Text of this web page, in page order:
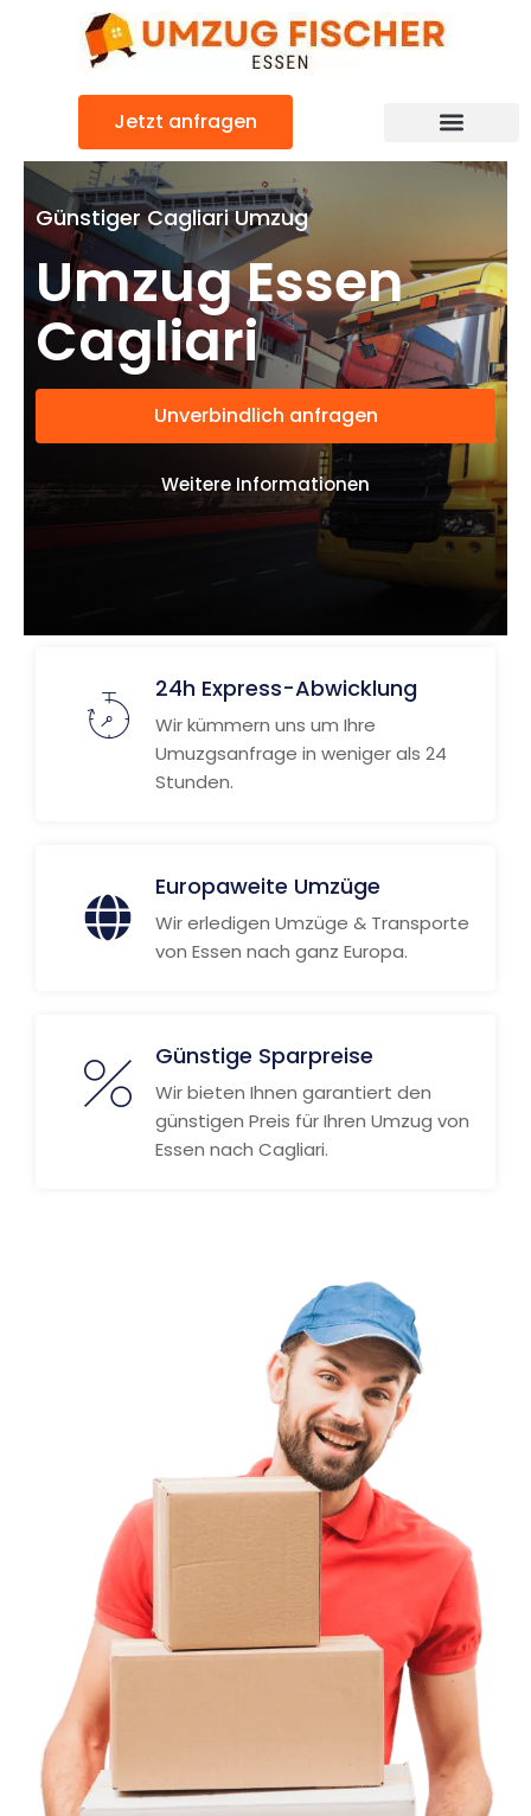
Jetzt anfragen
Günstiger Cagliari Umzug
Umzug Essen
Cagliari
Unverbindlich anfragen
Weitere Informationen
24h Express-Abwicklung
Wir kümmern uns um Ihre
Umuzgsanfrage in weniger als 24
Stunden.
Europaweite Umzüge
Wir erledigen Umzüge & Transporte
von Essen nach ganz Europa.
Günstige Sparpreise
Wir bieten Ihnen garantiert den
günstigen Preis für Ihren Umzug von
Essen nach Cagliari.